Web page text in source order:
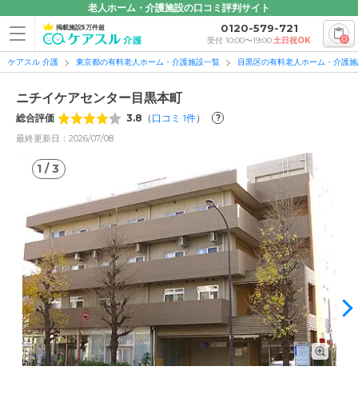
老人ホーム・介護施設の口コミ評判サイト
掲載施設5万件超 0120-579-721
受付 10:00〜19:00土日祝OK 0
ケアスル 介護 東京都の有料老人ホーム・介護施設一覧 目黒区の有料老人ホーム・介護
ニチイケアセンター目黒本町
総合評価 3.8 （ 口コミ 1件） ?
最終更新日：2026/07/08
1 /3
1/3